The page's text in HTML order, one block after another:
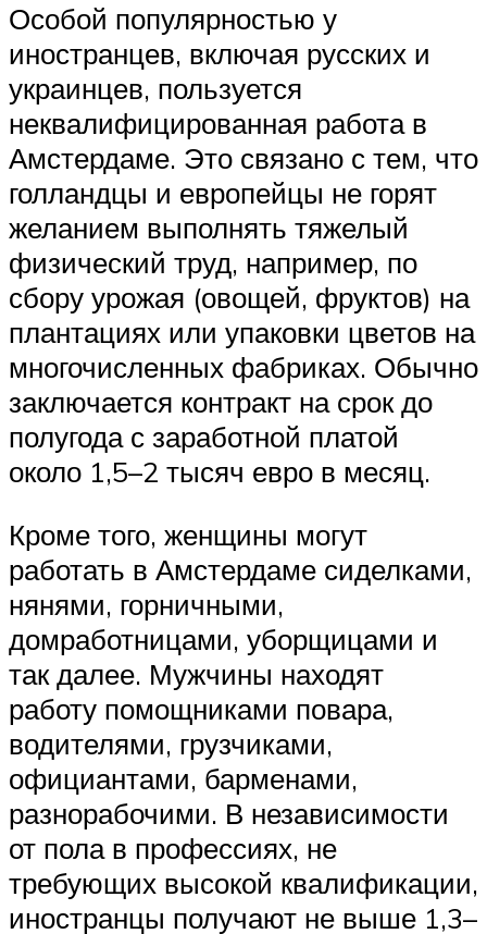
Особой популярностью у
иностранцев, включая русских и
украинцев, пользуется
неквалифицированная работа в
Амстердаме. Это связано с тем, что
голландцы и европейцы не горят
желанием выполнять тяжелый
физический труд, например, по
сбору урожая (овощей, фруктов) на
плантациях или упаковки цветов на
многочисленных фабриках. Обычно
заключается контракт на срок до
полугода с заработной платой
около 1,5–2 тысяч евро в месяц.
Кроме того, женщины могут
работать в Амстердаме сиделками,
нянями, горничными,
домработницами, уборщицами и
так далее. Мужчины находят
работу помощниками повара,
водителями, грузчиками,
официантами, барменами,
разнорабочими. В независимости
от пола в профессиях, не
требующих высокой квалификации,
иностранцы получают не выше 1,3–